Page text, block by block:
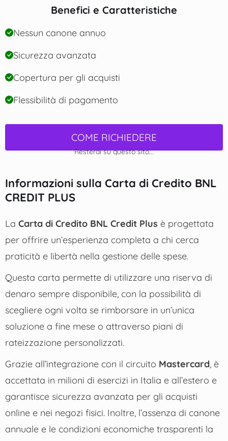
Benefici e Caratteristiche
Nessun canone annuo
Sicurezza avanzata
Copertura per gli acquisti
Flessibilità di pagamento
COME RICHIEDERE
Resterai su questo sito...
Informazioni sulla Carta di Credito BNL
CREDIT PLUS
La Carta di Credito BNL Credit Plus è progettata
per offrire un’esperienza completa a chi cerca
praticità e libertà nella gestione delle spese.
Questa carta permette di utilizzare una riserva di
denaro sempre disponibile, con la possibilità di
scegliere ogni volta se rimborsare in un’unica
soluzione a fine mese o attraverso piani di
rateizzazione personalizzati.
Grazie all’integrazione con il circuito Mastercard, è
accettata in milioni di esercizi in Italia e all’estero e
garantisce sicurezza avanzata per gli acquisti
online e nei negozi fisici. Inoltre, l’assenza di canone
annuale e le condizioni economiche trasparenti la